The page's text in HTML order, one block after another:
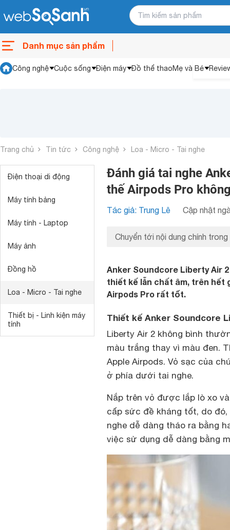
Danh mục sản phẩm
Công nghệ Cuộc sống Điện máy Đồ thể thaoMẹ và Bé
Trang chủ Tin tức Công nghệ Loa - Micro - Tai nghe
Điện thoại di động
Máy tính bảng
Máy tính - Laptop
Máy ảnh
Đồng hồ
Loa - Micro - Tai nghe
Thiết bị - Linh kiện máy
tính
Đánh giá tai nghe
thế Airpods Pro
Tác giả: Trung Lê Cập nhật
Chuyển tới nội dung chính trong
Anker Soundcore Liberty Air
thiết kế lẫn chất âm, trên hết
Airpods Pro rất tốt.
Thiết kế Anker Soundcore
Liberty Air 2 không bình
màu trắng thay vì màu đen.
Apple Airpods. Vỏ sạc của
ở phía dưới tai nghe.
Nắp trên vỏ được lắp lò xo
cấp sức đề kháng tốt, do
nghe dễ dàng tháo ra bằng
việc sử dụng dễ dàng bằng